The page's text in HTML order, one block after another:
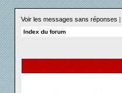
Voir les messages sans réponses |
Index du forum